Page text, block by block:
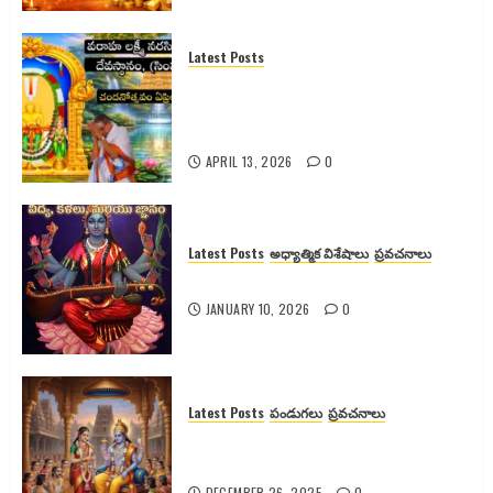
Latest Posts
APRIL 13, 2026 0
Latest Posts అధ్యాత్మిక విశేషాలు ప్రవచనాలు
JANUARY 10, 2026 0
Latest Posts పండుగలు ప్రవచనాలు